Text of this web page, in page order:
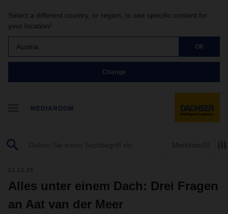
Select a different country, or region, to see specific content for
your location!
Austria OK
Change
MEDIAROOM
Merkliste(0)
23.12.25
Alles unter einem Dach: Drei Fragen
an Aat van der Meer